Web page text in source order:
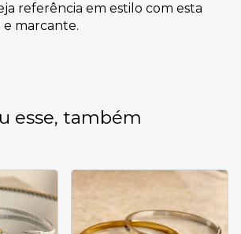
referência em estilo com esta
marcante.
esse, também